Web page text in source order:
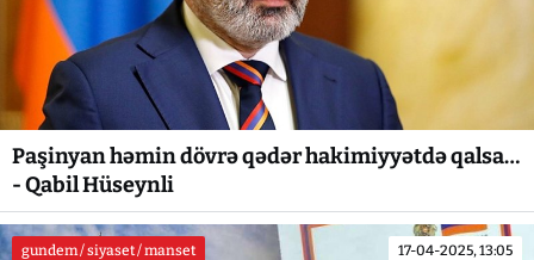
Paşinyan həmin dövrə qədər hakimiyyətdə qalsa…
- Qabil Hüseynli
gundem / siyaset / manset 17-04-2025, 13:05